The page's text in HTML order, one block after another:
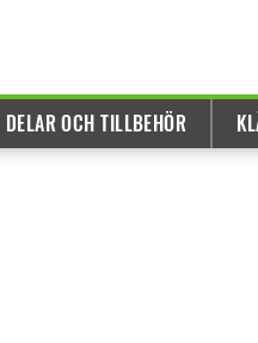
DELAR OCH TILLBEHÖR